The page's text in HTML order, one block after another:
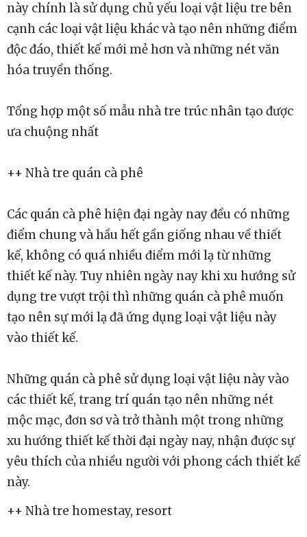
này chính là sử dụng chủ yếu loại vật liệu tre bên
cạnh các loại vật liệu khác và tạo nên những điểm
độc đáo, thiết kế mới mẻ hơn và những nét văn
hóa truyền thống.
Tổng hợp một số mẫu nhà tre trúc nhân tạo được
ưa chuộng nhất
++ Nhà tre quán cà phê
Các quán cà phê hiện đại ngày nay đều có những
điểm chung và hầu hết gần giống nhau về thiết
kế, không có quá nhiều điểm mới lạ từ những
thiết kế này. Tuy nhiên ngày nay khi xu hướng sử
dụng tre vượt trội thì những quán cà phê muốn
tạo nên sự mới lạ đã ứng dụng loại vật liệu này
vào thiết kế.
Những quán cà phê sử dụng loại vật liệu này vào
các thiết kế, trang trí quán tạo nên những nét
mộc mạc, đơn sơ và trở thành một trong những
xu hướng thiết kế thời đại ngày nay, nhận được sự
yêu thích của nhiều người với phong cách thiết kế
này.
++ Nhà tre homestay, resort